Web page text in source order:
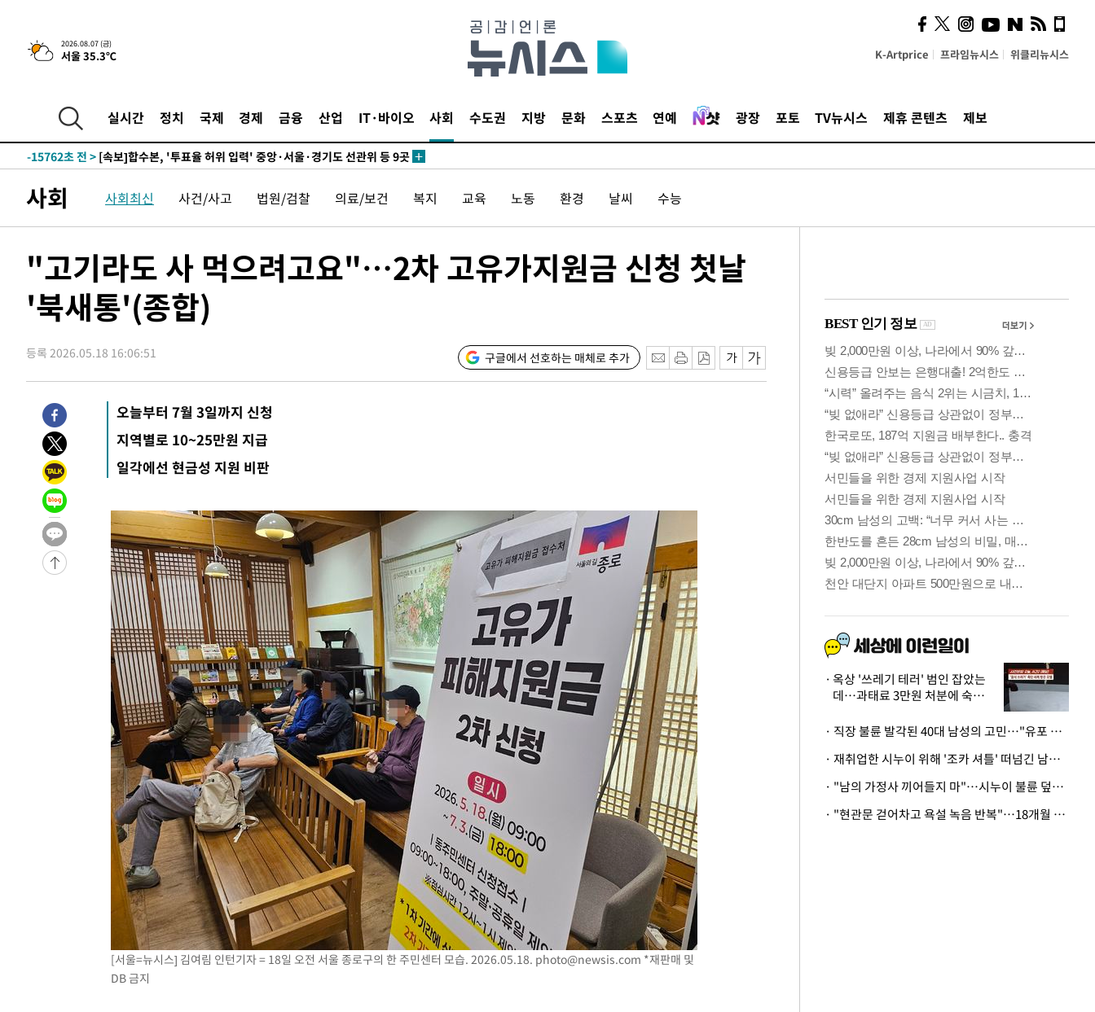
2026.08.07 (금)
서울 35.3℃ K-Artprice 프라임뉴시스 위클리뉴시스
실시간 정치 국제 경제 금융 산업 IT·바이오 사회 수도권 지방 문화 스포츠 연예 광장 포토 TV뉴시스 제휴 콘텐츠 제보
-22324초 전 >[속보]종합특검, '관저이전 봐주기 감사' 유병호 구속기소
-18924초 전 >민주 콩고 에볼라환자 4천명 돌파, 4053명 발생 1850명 사망
-17368초 전 >
"미 전국적 살모네라 식중독 원인은 멕시코산 할라피뇨"-- CDC
-15881초 전 >
-15762초 전 > [속보]합수본, '투표율 허위 입력' 중앙·서울·경기도 선관위 등 9곳
압수수색
-15313초 전 >
[속보]삼성전자·SK하이닉스 동반 강보합…1%대 상승 출발
-15299초 전 >[속보]코스닥, 5.95포인트(0.74%) 상승한 807.62개장
-12432초 전 >
시리아 다마스쿠스 교외에서 미니버스 폭발.. 14명 부상, 3명은 중
-11730초 전 > 입추에도 극한더위…서울 낮 39도 '폭염중대경보'
-6694초 전 >
이란, 호르무즈서 "적국 목표물들"과 대치로 남부 케슘섬에서 두차
효
-3560초 전 >[속보]트럼프, 美 원정출산 금지 행정명령 서명
-1260초 전 >[속보] 뉴욕증시, 일제 하락 마감…나스닥 0.06%↓
-29993초 전 >
[속보]국힘 윤리위, '돌려차기 발언' 진종오·서범수 징계 절차 개시
-25318초 전 >
25.3%↑
-22478초 전 >
[속보]'채상병 순직 책임' 임성근, 항소심도 징역 3년
-22344초 전 >
[속보]종합특검, '관저이전 봐주기 감사' 유병호 구속기소
-18944초 전 >
-18194초 전 >
[속보]'300억원대 사기 혐의' 차가원 대표 구속 송치
-17388초 전 >
"미 전국적 살모네라 식중독 원인은 멕시코산 할라피뇨"-- CDC
-15901초 전 >
[속보]경찰·노동부, HL만도 평택사업장 끼임 사망 관련 압수수색
[속보]합수본, '투표율 허위 입력' 중앙·서울·경기도 선관위 등 9곳
[속보]원·달러 환율, 오전 9시 1423.8원
[속보]삼성전자·SK하이닉스 동반 강보합…1%대 상승 출발
[속보]코스닥, 5.95포인트(0.74%) 상승한 807.62개장
[속보]코스피, 6300선 재탈환…1.09% 오른 6365.07 개장
시리아 다마스쿠스 교외에서 미니버스 폭발.. 14명 부상, 3명은 중
입추에도 극한더위…서울 낮 39도 '폭염중대경보'
이란, 호르무즈서 "적국 목표물들"과 대치로 남부 케슘섬에서 두차
[속보]美, 폴리실리콘 수입 규제…파생제품 15% 관세, 120일 후 발
[속보]트럼프, 美 원정출산 금지 행정명령 서명
[속보] 뉴욕증시, 일제 하락 마감…나스닥 0.06%↓
사회 사회최신 사건/사고 법원/검찰 의료/보건 복지 교육 노동 환경 날씨 수능
"고기라도 사 먹으려고요"…2차 고유가지원금 신청 첫날
'북새통'(종합)
등록 2026.05.18 16:06:51 구글에서 선호하는 매체로 추가
오늘부터 7월 3일까지 신청
지역별로 10~25만원 지급
일각에선 현금성 지원 비판
[서울=뉴시스] 김여림 인턴기자 = 18일 오전 서울 종로구의 한 주민센터 모습. 2026.05.18. photo@newsis.com *재판매 및
DB 금지
시, 스마트폰 액세서리에
NFC 더했다
옥상 '쓰레기 테러' 범인 잡았는
데…과태료 3만원 처분에 숙박업
· 직장 불륜 발각된 40대 남성의 고민…"유포 동료 명예훼손·협박죄 고소 가능할까"
· 재취업한 시누이 위해 '조카 셔틀' 떠넘긴 남편…아내 "난 못한다"
· "남의 가정사 끼어들지 마"…시누이 불륜 덮으려는 남편에 억울한 아내
· "현관문 걷어차고 욕설 녹음 반복"…18개월 아기 키우는 집 뒤흔든 '앞집의 비극'